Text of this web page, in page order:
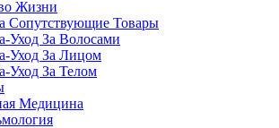
Жизни
Сопутствующие Товары
Уход За Волосами
Уход За Лицом
Уход За Телом
Медицина